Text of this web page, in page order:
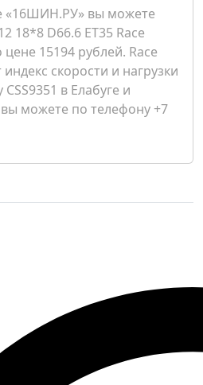
«16ШИН.РУ» вы можете
18*8 D66.6 ET35 Race
цене 15194 рублей. Race
скорости и нагрузки
в Елабуге и
можете по телефону +7